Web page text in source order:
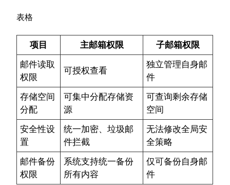
表格
项目 主邮箱权限
子邮箱权限
邮件读取
权限
可授权查看
独立管理自身邮
件
存储空间
分配
可集中分配存储资
源
可查询剩余存储
空间
安全性设
置
统一加密、垃圾邮
件拦截
无法修改全局安
全策略
邮件备份
权限
系统支持统一备份
所有内容
仅可备份自身邮
件